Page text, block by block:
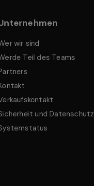
wir sind
Teil des Teams
und Datenschutz